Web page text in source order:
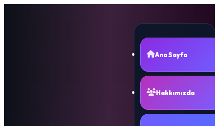
Ana Sayfa
Hakkımızda